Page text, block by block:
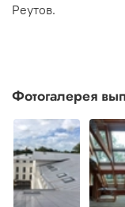
Реутов.
Фотогалерея